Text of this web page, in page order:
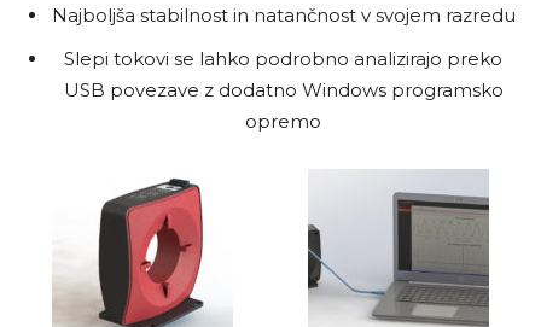
Najboljša stabilnost in natančnost v svojem razredu
Slepi tokovi se lahko podrobno analizirajo preko
USB povezave z dodatno Windows programsko
opremo